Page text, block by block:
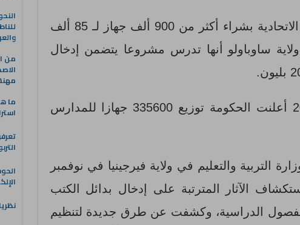
قامت الحكومة الاتحادية بشراء أكثر من 900 ألف جهاز لـ 85 ألف
ساوباولو أنها تدرس مشروعا يتضمن إدخال
في فبرابر 2014 أعلنت الحكومة توزيع 335600 جهازا للمدارس
التربية والتعليم في ولاية فيرجينيا في نوفمبر
الآثار المترتبة على إدخال بدائل الكتب
الفصول الدراسية، وكشفت عن طرق جديدة لتنظيم
من
ما